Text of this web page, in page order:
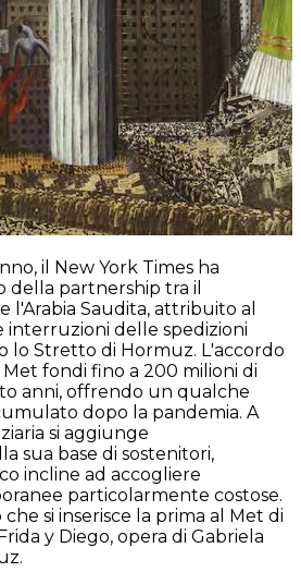
il New York Times ha
partnership tra il
l'Arabia Saudita, attribuito al
interruzioni delle spedizioni
lo Stretto di Hormuz. L'accordo
fondi fino a 200 milioni di
anni, offrendo un qualche
dopo la pandemia. A
si aggiunge
sua base di sostenitori,
incline ad accogliere
particolarmente costose.
si inserisce la prima al Met di
y Diego, opera di Gabriela